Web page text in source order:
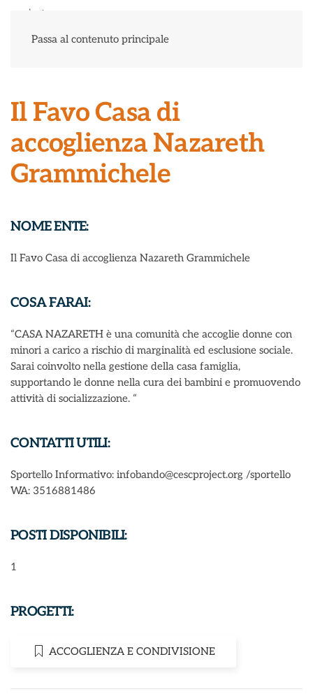
Passa al contenuto principale
Il Favo Casa di
accoglienza Nazareth
Grammichele
NOME ENTE:
Il Favo Casa di accoglienza Nazareth Grammichele
COSA FARAI:
“CASA NAZARETH è una comunità che accoglie donne con
minori a carico a rischio di marginalità ed esclusione sociale.
Sarai coinvolto nella gestione della casa famiglia,
supportando le donne nella cura dei bambini e promuovendo
attività di socializzazione. “
CONTATTI UTILI:
Sportello Informativo: infobando@cescproject.org /sportello
WA: 3516881486
POSTI DISPONIBILI:
1
PROGETTI:
ACCOGLIENZA E CONDIVISIONE